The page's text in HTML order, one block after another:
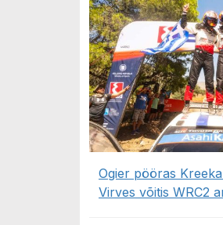
Ogier pööras
Virves võitis WRC2